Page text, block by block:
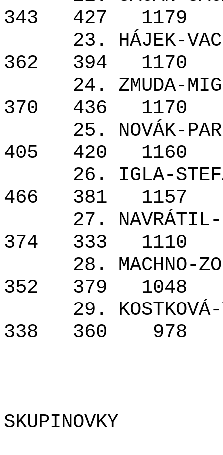
343
427
1179
23. HÁJEK-
362
394
1170
24. ZMUDA-
370
436
1170
25. NOVÁK-
405
420
1160
26. IGLA-
466
381
1157
27. NAVRÁTIL-
374
333
1110
28. MACHNO-
352
379
1048
29.
338
360 978
SKUPINOVKY